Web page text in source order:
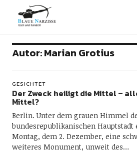
Blaue Narzisse
Autor:Marian Grotius
GESICHTET
Der Zweck heiligt die Mittel –
Mittel?
Berlin. Unter dem grauen Himmel
bundesrepublikanischen Hauptstadt
Montag, dem 2. Dezember, eine
weiteres Monument, unweit des…